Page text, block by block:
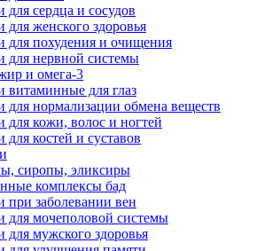
для сердца и сосудов
для женского здоровья
для похудения и очищения
для нервной системы
и омега-3
витаминные для глаз
для нормализации обмена веществ
для кожи, волос и ногтей
для костей и суставов
сиропы, эликсиры
комплексы бад
при заболевании вен
для мочеполовой системы
для мужского здоровья